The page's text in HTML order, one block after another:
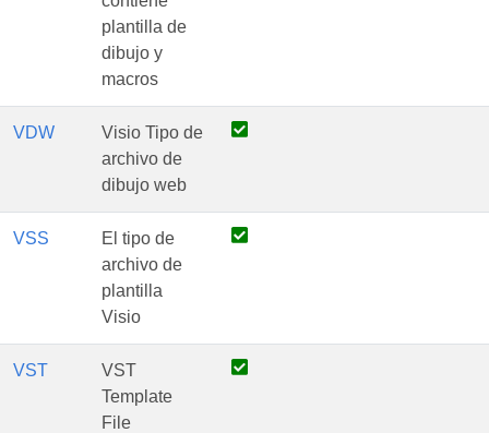
plantilla de
dibujo y
macros
VDW
Visio Tipo de
archivo de
dibujo web
VSS
El tipo de
archivo de
plantilla
Visio
VST
VST
Template
File